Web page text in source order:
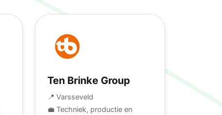
Ten Brinke Group
📍 Varsseveld
💼 Techniek, productie en